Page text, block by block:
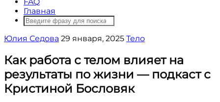
Главная
Юлия Седова 29 января, 2025 Тело
Как работа с телом влияет на
результаты по жизни — подкаст с
Кристиной Бословяк